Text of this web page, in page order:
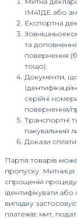
ІМ41ДЕ або
Експортна
та
повернення
тощо).
Документи,
серійні
повернення/
Транспортні
пакувальний
Докази сплати
Партія товарів
пропуску. Митниця
спрощеній
ідентифікувати
випадку
платежів: мит,